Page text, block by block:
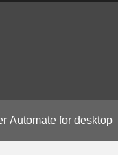
Automate for desktop